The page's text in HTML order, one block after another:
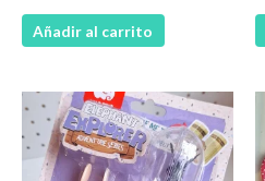
Añadir al carrito